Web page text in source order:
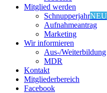
Mitglied werden
SchnupperjahrNEU
Aufnahmeantrag
Marketing
Wir informieren
Aus-/Weiterbildung
MDR
Kontakt
Mitgliederbereich
Facebook